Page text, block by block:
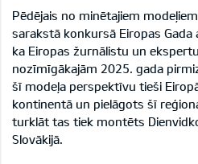
Pēdējais no minētajiem
sarakstā konkursā Eiropas Gada
ka Eiropas žurnālistu un
nozīmīgākajām 2025. gada
šī modeļa perspektīvu tieši
kontinentā un pielāgots šī
turklāt tas tiek montēts
Slovākijā.